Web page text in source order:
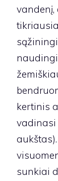
vandenį,
kertinis
vadinasi
sunkiai